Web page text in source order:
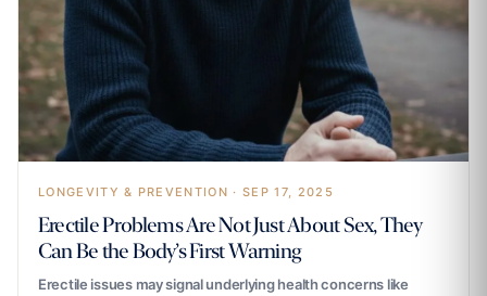
LONGEVITY & PREVENTION · SEP 17, 2025
Erectile Problems Are Not Just About Sex, They
Can Be the Body’s First Warning
Erectile issues may signal underlying health concerns like